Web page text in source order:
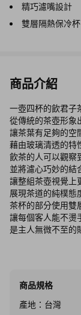
精巧濾嘴設計
雙層隔熱保冷杯
商品介紹
一壺四杯的飲君子
從傳統的茶壺形象
讓茶葉有足夠的空
藉由玻璃清透的特
飲茶的人可以觀察
並將濾心巧妙的結
讓整組茶壺視覺上
展現茶道的純樸態
茶杯的部分使用雙
讓每個客人能不燙
是主人無微不至的
商品規格
產地：台灣